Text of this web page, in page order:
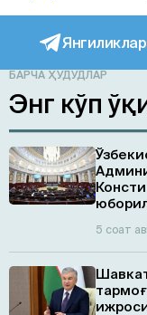
БАРЧА ҲУДУДЛАР
Энг кўп
5 соат